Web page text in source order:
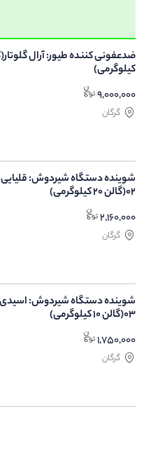
کیلوگرمی)
9,000,000
گرگان
02(گالن 20 کیلوگرمی)
2,160,000
گرگان
03(گالن 10 کیلوگرمی)
1,750,000
گرگان